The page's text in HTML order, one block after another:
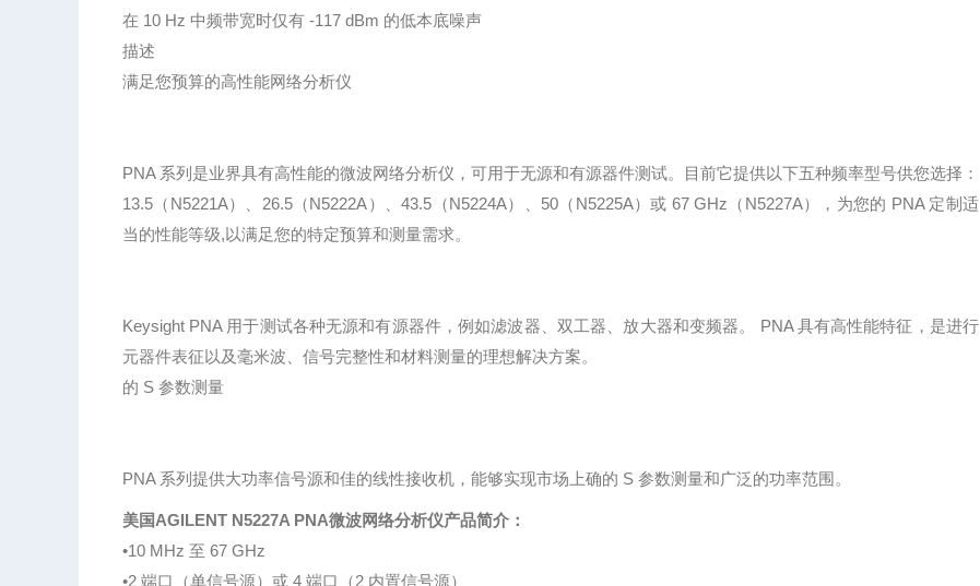
在 10 Hz 中频带宽时仅有 -117 dBm 的低本底噪声
描述
满足您预算的高性能网络分析仪
PNA 系列是业界具有高性能的微波网络分析仪，可用于无源和有源器件测试。目前它提供以下五种频率型号供您选择：
13.5（N5221A）、26.5（N5222A）、43.5（N5224A）、50（N5225A）或 67 GHz（N5227A），为您的 PNA 定制适
当的性能等级,以满足您的特定预算和测量需求。
Keysight PNA 用于测试各种无源和有源器件，例如滤波器、双工器、放大器和变频器。 PNA 具有高性能特征，是进行
元器件表征以及毫米波、信号完整性和材料测量的理想解决方案。
的 S 参数测量
PNA 系列提供大功率信号源和佳的线性接收机，能够实现市场上确的 S 参数测量和广泛的功率范围。
美国AGILENT N5227A PNA微波网络分析仪产品简介：
•10 MHz 至 67 GHz
•2 端口（单信号源）或 4 端口（2 内置信号源）